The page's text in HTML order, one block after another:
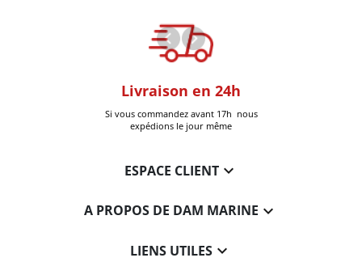
Livraison en 24h
Si vous commandez avant 17h nous
expédions le jour même
ESPACE CLIENT
A PROPOS DE DAM MARINE 
LIENS UTILES 